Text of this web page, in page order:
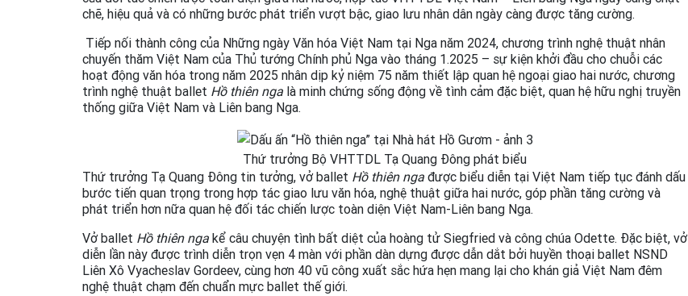
chẽ, hiệu quả và có những bước phát triển vượt bậc, giao lưu nhân dân ngày càng được tăng cường.
Tiếp nối thành công của Những ngày Văn hóa Việt Nam tại Nga năm 2024, chương trình nghệ thuật nhân
chuyến thăm Việt Nam của Thủ tướng Chính phủ Nga vào tháng 1.2025 – sự kiện khởi đầu cho chuỗi các
hoạt động văn hóa trong năm 2025 nhân dịp kỷ niệm 75 năm thiết lập quan hệ ngoại giao hai nước, chương
trình nghệ thuật ballet Hồ thiên nga là minh chứng sống động về tình cảm đặc biệt, quan hệ hữu nghị truyền
thống giữa Việt Nam và Liên bang Nga.
Thứ trưởng Bộ VHTTDL Tạ Quang Đông phát biểu
Thứ trưởng Tạ Quang Đông tin tưởng, vở ballet Hồ thiên nga được biểu diễn tại Việt Nam tiếp tục đánh dấu
bước tiến quan trọng trong hợp tác giao lưu văn hóa, nghệ thuật giữa hai nước, góp phần tăng cường và
phát triển hơn nữa quan hệ đối tác chiến lược toàn diện Việt Nam-Liên bang Nga.
Vở ballet Hồ thiên nga kể câu chuyện tình bất diệt của hoàng tử Siegfried và công chúa Odette. Đặc biệt, vở
diễn lần này được trình diễn trọn vẹn 4 màn với phần dàn dựng được dẫn dắt bởi huyền thoại ballet NSND
Liên Xô Vyacheslav Gordeev, cùng hơn 40 vũ công xuất sắc hứa hẹn mang lại cho khán giả Việt Nam đêm
nghệ thuật chạm đến chuẩn mực ballet thế giới.